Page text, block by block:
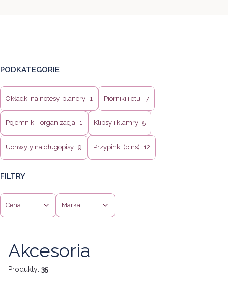
PODKATEGORIE
Okładki na notesy, planery 1 Piórniki i etui 7
Pojemniki i organizacja 1 Klipsy i klamry 5
Uchwyty na długopisy 9 Przypinki (pins) 12
FILTRY
Cena Marka
Akcesoria
Produkty: 35